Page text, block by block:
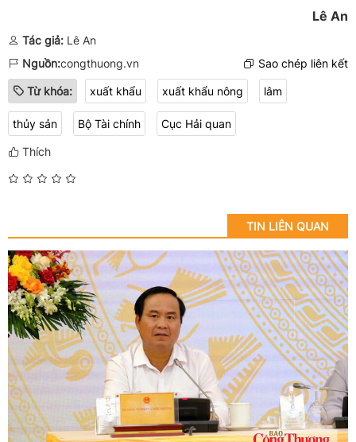
Lê An
Tác giả: Lê An
Nguồn:congthuong.vn Sao chép liên kết
Từ khóa: xuất khẩu xuất khẩu nông lâm
thủy sản Bộ Tài chính Cục Hải quan
Thích
TIN LIÊN QUAN